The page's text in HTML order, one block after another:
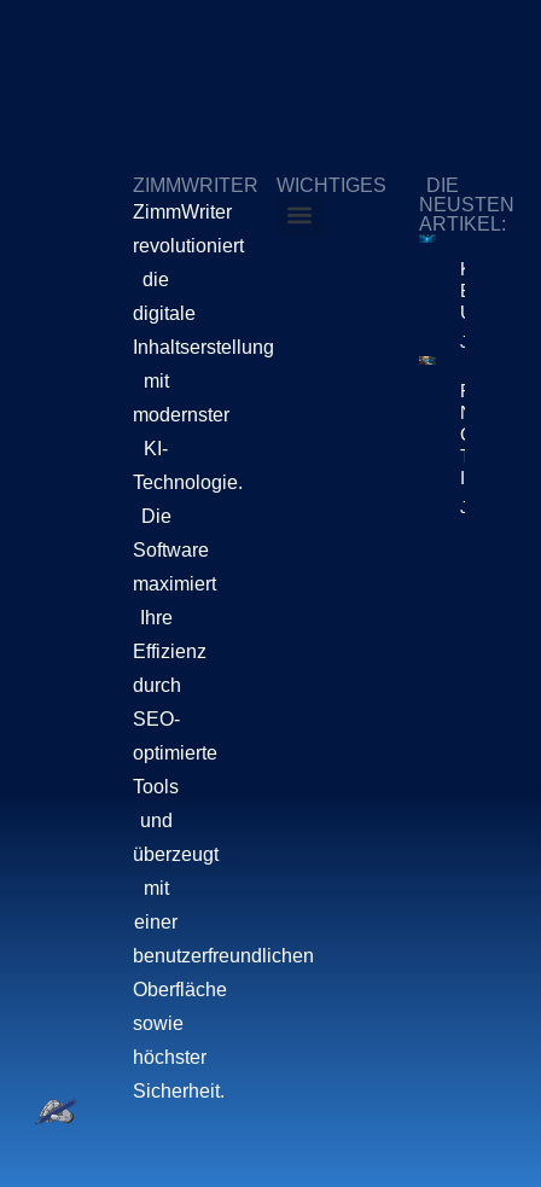
ZIMMWRITER
ZimmWriter
revolutioniert
die
digitale
Inhaltserstellung
mit
modernster
KI-
Technologie.
Die
Software
maximiert
Ihre
Effizienz
durch
SEO-
optimierte
Tools
und
überzeugt
mit
einer
benutzerfreundlichen
Oberfläche
sowie
höchster
Sicherheit.
WICHTIGES
DIE
NEUSTEN
ARTIKEL:
KI-
Bewegt
Jetzt
Reuters
News
Chatbots
Teil Der
Jetzt